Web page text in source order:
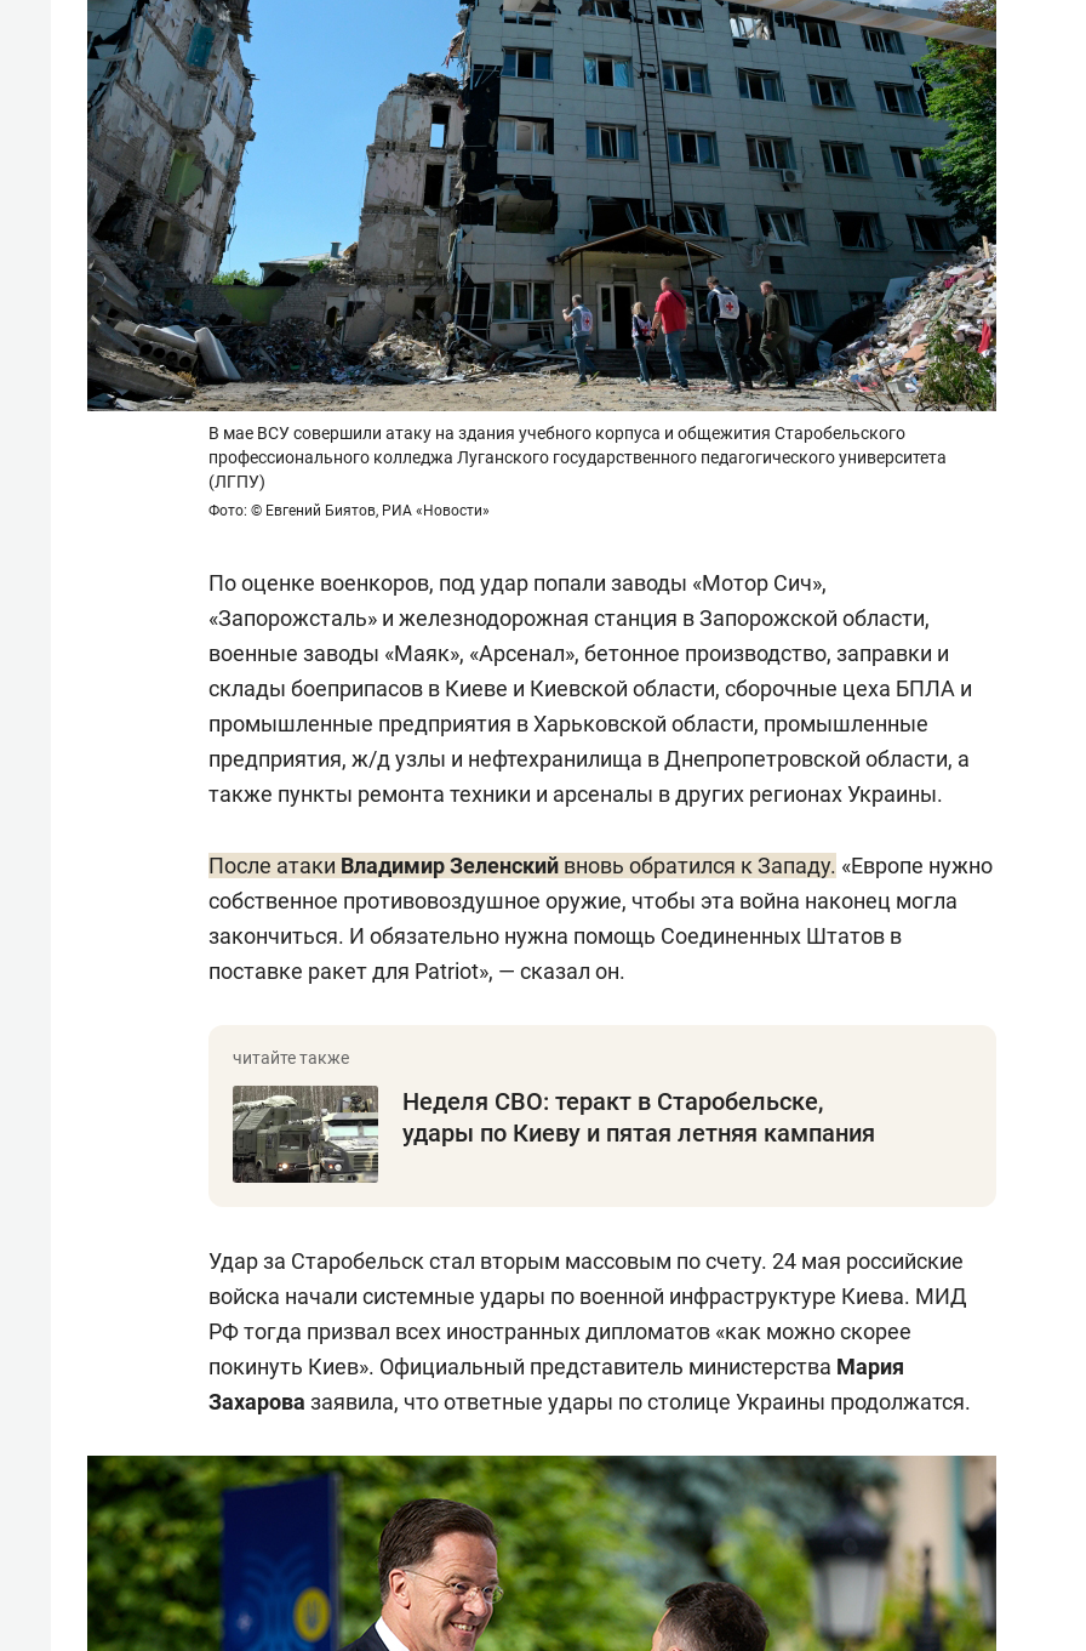
В мае ВСУ совершили атаку на здания учебного корпуса и общежития Старобельского
профессионального колледжа Луганского государственного педагогического университета
(ЛГПУ)
Фото: © Евгений Биятов, РИА «Новости»
По оценке военкоров, под удар попали заводы «Мотор Сич»,
«Запорожсталь» и железнодорожная станция в Запорожской области,
военные заводы «Маяк», «Арсенал», бетонное производство, заправки и
склады боеприпасов в Киеве и Киевской области, сборочные цеха БПЛА и
промышленные предприятия в Харьковской области, промышленные
предприятия, ж/д узлы и нефтехранилища в Днепропетровской области, а
также пункты ремонта техники и арсеналы в других регионах Украины.
После атаки Владимир Зеленский вновь обратился к Западу. «Европе нужно
собственное противовоздушное оружие, чтобы эта война наконец могла
закончиться. И обязательно нужна помощь Соединенных Штатов в
поставке ракет для Patriot», — сказал он.
Неделя СВО: теракт в Старобельске,
удары по Киеву и пятая летняя кампания
Удар за Старобельск стал вторым массовым по счету. 24 мая российские
войска начали системные удары по военной инфраструктуре Киева. МИД
РФ тогда призвал всех иностранных дипломатов «как можно скорее
покинуть Киев». Официальный представитель министерства Мария
Захарова заявила, что ответные удары по столице Украины продолжатся.